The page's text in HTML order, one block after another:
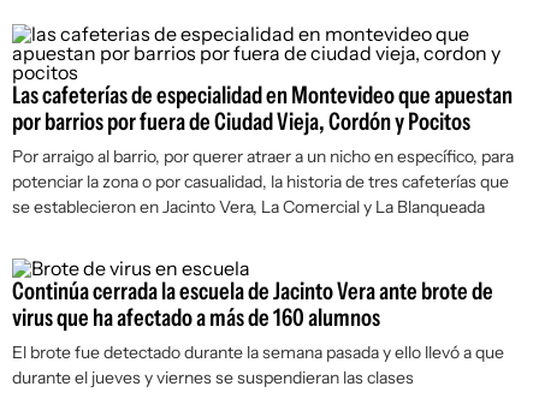
Las cafeterías de especialidad en Montevideo que apuestan
por barrios por fuera de Ciudad Vieja, Cordón y Pocitos
Por arraigo al barrio, por querer atraer a un nicho en específico, para
potenciar la zona o por casualidad, la historia de tres cafeterías que
se establecieron en Jacinto Vera, La Comercial y La Blanqueada
Continúa cerrada la escuela de Jacinto Vera ante brote de
virus que ha afectado a más de 160 alumnos
El brote fue detectado durante la semana pasada y ello llevó a que
durante el jueves y viernes se suspendieran las clases